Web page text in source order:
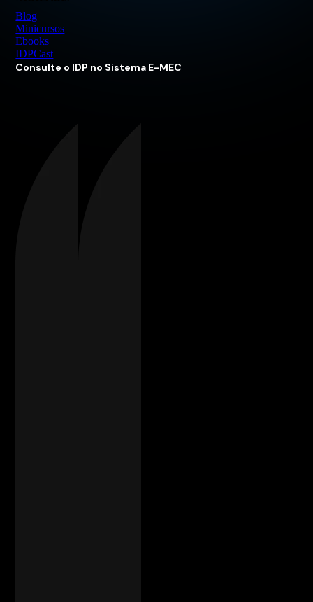
Blog
Minicursos
Ebooks
IDPCast
Consulte o IDP no Sistema E-MEC